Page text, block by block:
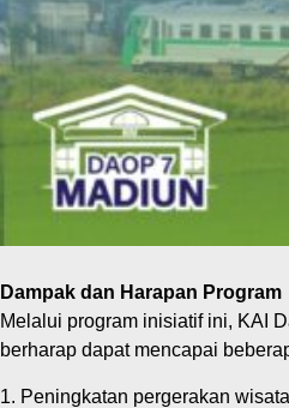
Dampak dan Harapan Program
Melalui program inisiatif ini, KAI
berharap dapat mencapai
1. Peningkatan pergerakan